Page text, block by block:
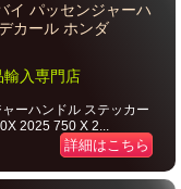
イ パッセンジャーハ
カール ホンダ
入専門店
ーハンドル ステッカー
2025 750 X 2...
詳細はこちら